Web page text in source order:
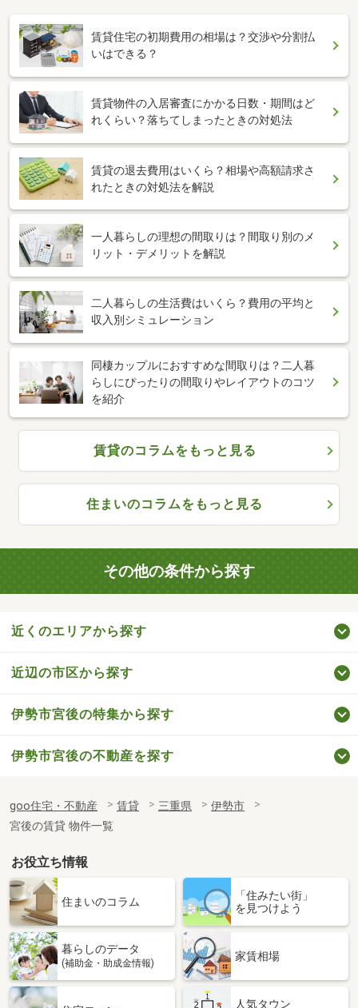
賃貸住宅の初期費用の相場は？交渉や分割払
いはできる？
賃貸物件の入居審査にかかる日数・期間はど
れくらい？落ちてしまったときの対処法
賃貸の退去費用はいくら？相場や高額請求さ
れたときの対処法を解説
一人暮らしの理想の間取りは？間取り別のメ
リット・デメリットを解説
二人暮らしの生活費はいくら？費用の平均と
収入別シミュレーション
同棲カップルにおすすめな間取りは？二人暮
らしにぴったりの間取りやレイアウトのコツ
を紹介
賃貸のコラムをもっと見る
住まいのコラムをもっと見る
その他の条件から探す
近くのエリアから探す
近辺の市区から探す
伊勢市宮後の特集から探す
伊勢市宮後の不動産を探す
goo住宅・不動産 賃貸 三重県
伊勢市
宮後の賃貸 物件一覧
お役立ち情報
住まいのコラム
「住みたい街」
を見つけよう
暮らしのデータ
(補助金・助成金情報)
家賃相場
人気タウン